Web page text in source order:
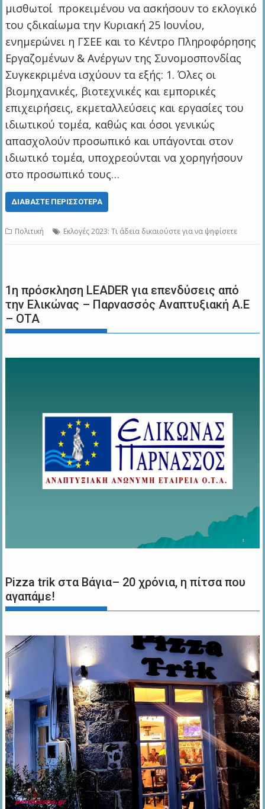
μισθωτοί προκειμένου να ασκήσουν το εκλογικό
του ςδικαίωμα την Κυριακή 25 Ιουνίου,
ενημερώνει η ΓΣΕΕ και το Κέντρο Πληροφόρησης
Εργαζομένων & Ανέργων της Συνομοσπονδίας
Συγκεκριμένα ισχύουν τα εξής: 1. Όλες οι
βιομηχανικές, βιοτεχνικές και εμπορικές
επιχειρήσεις, εκμεταλλεύσεις και εργασίες του
ιδιωτικού τομέα, καθώς και όσοι γενικώς
απασχολούν προσωπικό και υπάγονται στον
ιδιωτικό τομέα, υποχρεούνται να χορηγήσουν
στο προσωπικό τους…
ΔΙΑΒΆΣΤΕ ΠΕΡΙΣΣΌΤΕΡΑ
Πολιτική Εκλογές 2023: Τι άδεια δικαιούστε για να ψηφίσετε
1η πρόσκληση LEADER για επενδύσεις από
την Ελικώνας – Παρνασσός Αναπτυξιακή Α.Ε
– ΟΤΑ
Pizza trik στα Βάγια– 20 χρόνια, η πίτσα που
αγαπάμε!